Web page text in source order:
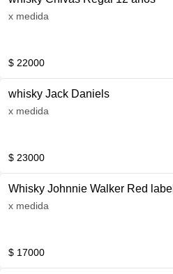
x medida
$ 22000
whisky Jack Daniels
x medida
$ 23000
Whisky Johnnie Walker Red label
x medida
$ 17000